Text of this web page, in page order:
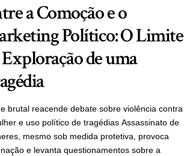
a Comoção e o
Político: O Limite
de uma
brutal reacende debate sobre violência contra
e uso político de tragédias Assassinato de
mesmo sob medida protetiva, provoca
e levanta questionamentos sobre a